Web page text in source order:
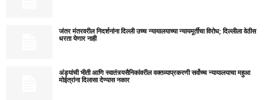
जंतर मंतरवरील निदर्शनांना दिल्ली उच्च न्यायालयाच्या न्यायमूर्तींचा विरोध; दिल्लीला वेठीस
धरता येणार नाही
अंड्यांची भीती आणि स्वातंत्र्यसैनिकांवरील वक्तव्याप्रकरणी सर्वोच्च न्यायालयाचा महुआ
मोईत्रांना दिलासा देण्यास नकार